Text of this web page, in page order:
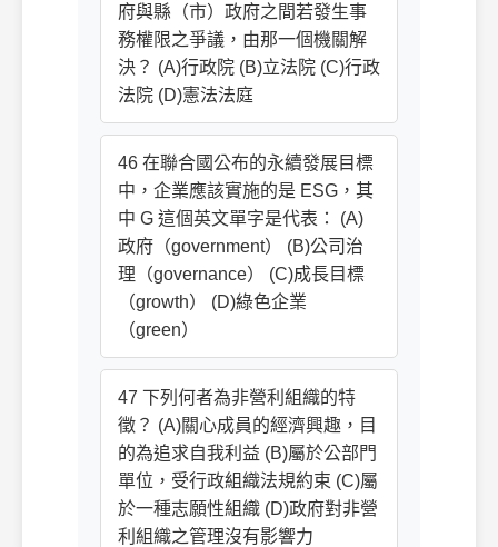
府與縣（市）政府之間若發生事
務權限之爭議，由那一個機關解
決？ (A)行政院 (B)立法院 (C)行政
法院 (D)憲法法庭
46 在聯合國公布的永續發展目標
中，企業應該實施的是 ESG，其
中 G 這個英文單字是代表： (A)
政府（government） (B)公司治
理（governance） (C)成長目標
（growth） (D)綠色企業
（green）
47 下列何者為非營利組織的特
徵？ (A)關心成員的經濟興趣，目
的為追求自我利益 (B)屬於公部門
單位，受行政組織法規約束 (C)屬
於一種志願性組織 (D)政府對非營
利組織之管理沒有影響力